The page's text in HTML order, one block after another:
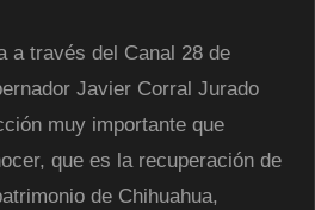
a través del Canal 28 de
Javier Corral Jurado
muy importante que
que es la recuperación de
de Chihuahua,